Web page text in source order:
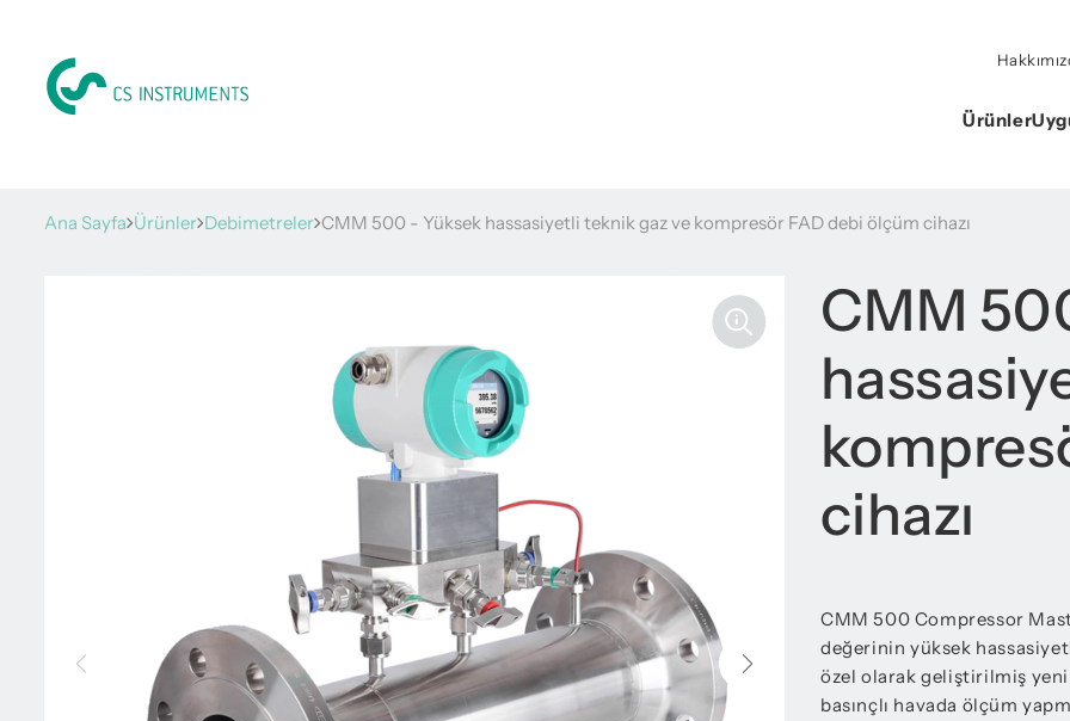
Ürünler
Ana Sayfa Ürünler Debimetreler CMM 500 - Yüksek hassasiyetli teknik gaz ve kompresör FAD debi ölçüm cihazı
CMM
cihazı
CMM 500 Compressor
değerinin yüksek
özel olarak geliştirilmiş yeni
basınçlı havada ölçüm